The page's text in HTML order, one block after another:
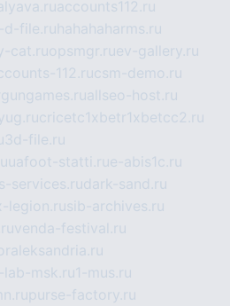
accounts112.ru
d-file.ru hahahaharms.ru
cat.ruopsmgr.ruev-gallery.ru
112.rucsm-demo.ru
allseo-host.ru
cricetc1xbetr1xbetcc2.ru
3d-file.ru
uafoot-statti.rue-abis1c.ru
services.rudark-sand.ru
legion.rusib-archives.ru
venda-festival.ru
lab-msk.ru1-mus.ru
purse-factory.ru